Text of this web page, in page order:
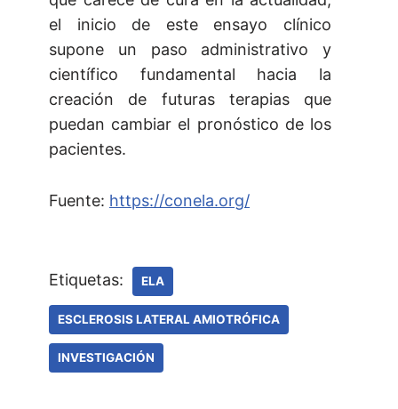
el inicio de este ensayo clínico
supone un paso administrativo y
científico fundamental hacia la
creación de futuras terapias que
puedan cambiar el pronóstico de los
pacientes.
Fuente: https://conela.org/
Etiquetas: ELA
ESCLEROSIS LATERAL AMIOTRÓFICA
INVESTIGACIÓN